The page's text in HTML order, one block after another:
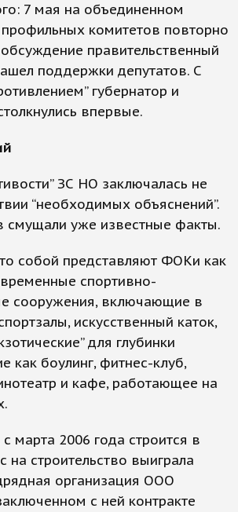
7 мая на объединенном
профильных комитетов повторно
правительственный
поддержки депутатов. С
губернатор и
впервые.
ЗС НО заключалась не
“необходимых объяснений”.
смущали уже известные факты.
собой представляют ФОКи как
спортивно-
сооружения, включающие в
искусственный каток,
для глубинки
как боулинг, фитнес-клуб,
и кафе, работающее на
2006 года строится в
на строительство выиграла
организация ООО
с ней контракте